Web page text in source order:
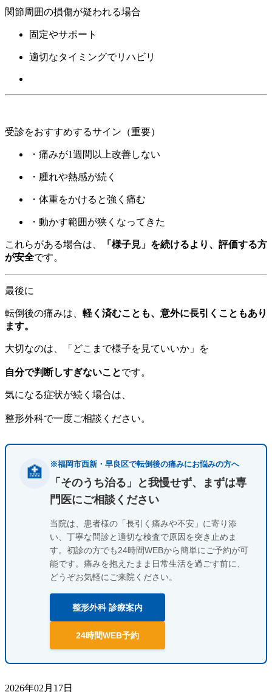
関節周囲の損傷が疑われる場合
固定やサポート
適切なタイミングでリハビリ
受診をおすすめするサイン（重要）
・痛みが1週間以上改善しない
・腫れや熱感が続く
・体重をかけると強く痛む
・動かす範囲が狭くなってきた
これらがある場合は、
「様子見」を続けるより、評価する方
が安全です。
最後に
転倒後の痛みは、 軽く済むことも、意外に長引くこともあり
ます。
大切なのは、「どこまで様子を見ていいか」を
自分で判断しすぎないことです。
気になる症状が続く場合は、
整形外科で一度ご相談ください。
🏥 ※福岡市西新・早良区で転倒後の痛みにお悩みの方へ
「そのうち治る」と我慢せず、まずは専
門医にご相談ください
当院は、患者様の「長引く痛みや不安」に寄り添
い、丁寧な問診と適切な検査で原因を突き止めま
す。初診の方でも24時間WEBから簡単にご予約が可
能です。痛みを抱えたまま日常生活を過ごす前に、
どうぞお気軽にご来院ください。
整形外科 診療案内
24時間WEB予約
2026年02月17日